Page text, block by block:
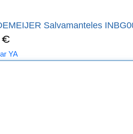
Salvamanteles
€
YA